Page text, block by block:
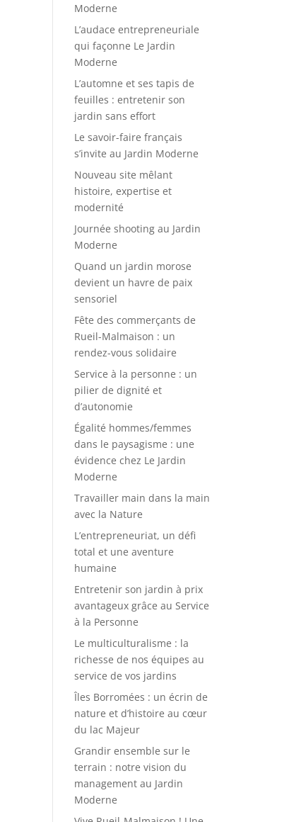
Moderne
L’audace entrepreneuriale
qui façonne Le Jardin
Moderne
L’automne et ses tapis de
feuilles : entretenir son
jardin sans effort
Le savoir-faire français
s’invite au Jardin Moderne
Nouveau site mêlant
histoire, expertise et
modernité
Journée shooting au Jardin
Moderne
Quand un jardin morose
devient un havre de paix
sensoriel
Fête des commerçants de
Rueil-Malmaison : un
rendez-vous solidaire
Service à la personne : un
pilier de dignité et
d’autonomie
Égalité hommes/femmes
dans le paysagisme : une
évidence chez Le Jardin
Moderne
Travailler main dans la main
avec la Nature
L’entrepreneuriat, un défi
total et une aventure
humaine
Entretenir son jardin à prix
avantageux grâce au Service
à la Personne
Le multiculturalisme : la
richesse de nos équipes au
service de vos jardins
Îles Borromées : un écrin de
nature et d’histoire au cœur
du lac Majeur
Grandir ensemble sur le
terrain : notre vision du
management au Jardin
Moderne